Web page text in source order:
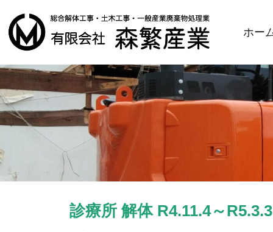
ホー
診療所 解体 R4.11.4～